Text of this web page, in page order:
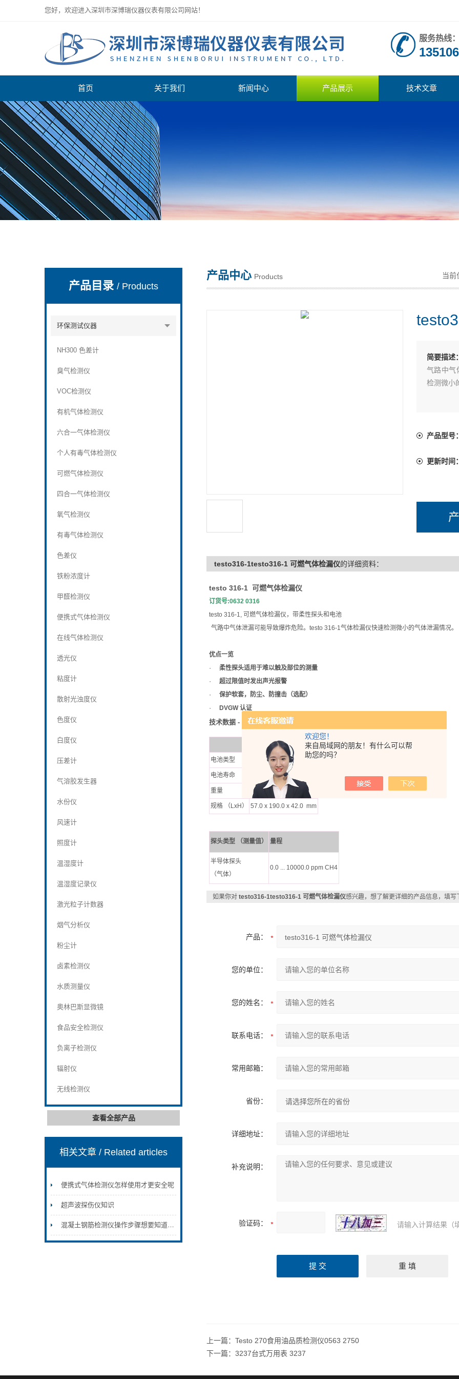
欢迎您！
来自局域网的朋友！有什么可以帮
助您的吗？
您好，欢迎进入深圳市深博瑞仪器仪表有限公司网站！
深圳市深博瑞仪器仪表有限公司
服务热线：
首页 关于我们 新闻中心 产品展示 技术文章
产品目录/ Products
环保测试仪器
NH300 色差计
臭气检测仪
VOC检测仪
有机气体检测仪
六合一气体检测仪
个人有毒气体检测仪
可燃气体检测仪
四合一气体检测仪
氧气检测仪
有毒气体检测仪
色差仪
铁粉浓度计
甲醛检测仪
便携式气体检测仪
在线气体检测仪
透光仪
粘度计
散射光浊度仪
色度仪
白度仪
压差计
气溶胶发生器
水份仪
风速计
照度计
温湿度计
温湿度记录仪
激光粒子计数器
烟气分析仪
粉尘计
卤素检测仪
水质测量仪
奥林巴斯显微镜
食品安全检测仪
负离子检测仪
辐射仪
无线检测仪
查看全部产品
相关文章/ Related articles
便携式气体检测仪怎样使用才更安全呢
超声波探伤仪知识
混凝土钢筋检测仪操作步骤想要知道的来看
产品中心 Products 当前
简要描述：
气路中气
检测微小
产品型号：
更新时间：
testo316-1testo316-1 可燃气体检漏仪的详细资料：
testo 316-1 可燃气体检漏仪
订货号:0632 0316
testo 316-1, 可燃气体检漏仪，带柔性探头和电池
气路中气体泄漏可能导致爆炸危险。 testo 316-1气体检漏仪快速检测微小的气体泄漏情况。
优点一览
· 柔性探头适用于难以触及部位的测量
· 超过限值时发出声光报警
· 保护软套，防尘、防撞击（选配）
· DVGW认证
技术数据 -testo316-1
电池类型 块状电池
电池寿命
重量 300.0 g
规格（LxH） 57.0 x 190.0 x 42.0 mm
探头类型（测量值） 量程
半导体探头
（气体）
0.0 ... 10000.0 ppm CH4
如果你对 testo316-1testo316-1 可燃气体检漏仪感兴趣，想了解更详细的产品信息，填写
产品：
您的单位：
您的姓名：
联系电话：
常用邮箱：
省份：
详细地址：
补充说明：
验证码： 请输入计算结果（
上一篇： Testo 270食用油品质检测仪0563 2750
下一篇： 3237台式万用表 3237